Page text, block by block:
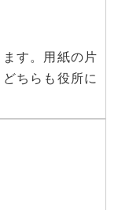
す。用紙の片
ちらも役所に